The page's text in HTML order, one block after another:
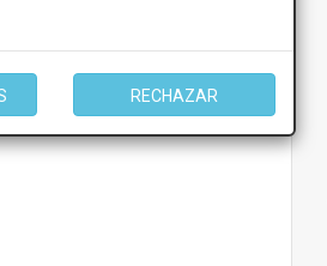
RECHAZAR